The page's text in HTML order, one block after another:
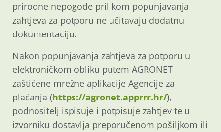
prirodne nepogode prilikom popunjavanja
zahtjeva za potporu ne učitavaju dodatnu
dokumentaciju.
Nakon popunjavanja zahtjeva za potporu u
elektroničkom obliku putem AGRONET
zaštićene mrežne aplikacije Agencije za
plaćanja (https://agronet.apprrr.hr/),
podnositelj ispisuje i potpisuje zahtjev te u
izvorniku dostavlja preporučenom pošiljkom ili